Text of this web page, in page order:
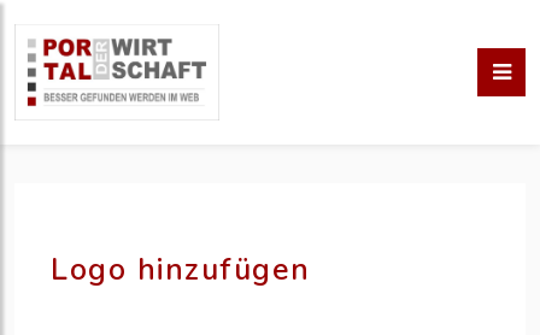
erstellen
Logo hinzufügen